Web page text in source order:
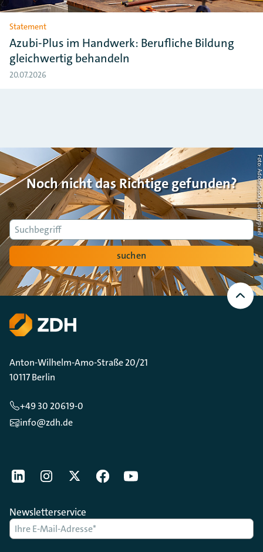
Statement
Azubi-Plus im Handwerk: Berufliche Bildung
gleichwertig behandeln
20.07.2026
Noch nicht das Richtige gefunden?
Suche
suchen
Foto: AdobeStock/Countrypixel
Nach
oben
Scrollen
Anton-Wilhelm-Amo-Straße 20/21
10117 Berlin
+49 30 20619-0
info@zdh.de
[Der ZDH in den Sozialen Netzwerken]
LinkedIninstagramTwitterFacebookYoutube
Newsletterservice